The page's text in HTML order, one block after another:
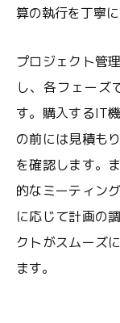
算の執行を丁寧
プロジェクト管
し、各フェーズ
す。購入するIT
の前には見積も
を確認します。
的なミーティン
に応じて計画の
クトがスムーズ
ます。